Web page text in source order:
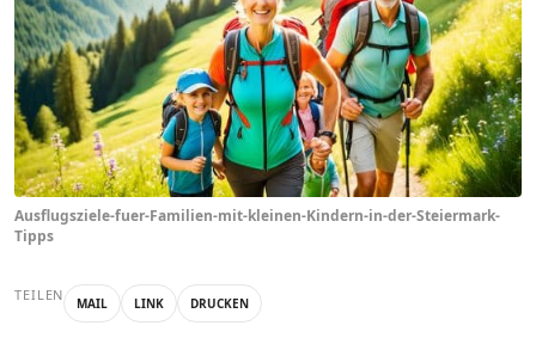
Ausflugsziele-fuer-Familien-mit-kleinen-Kindern-in-der-Steiermark-
Tipps
TEILEN MAIL LINK DRUCKEN